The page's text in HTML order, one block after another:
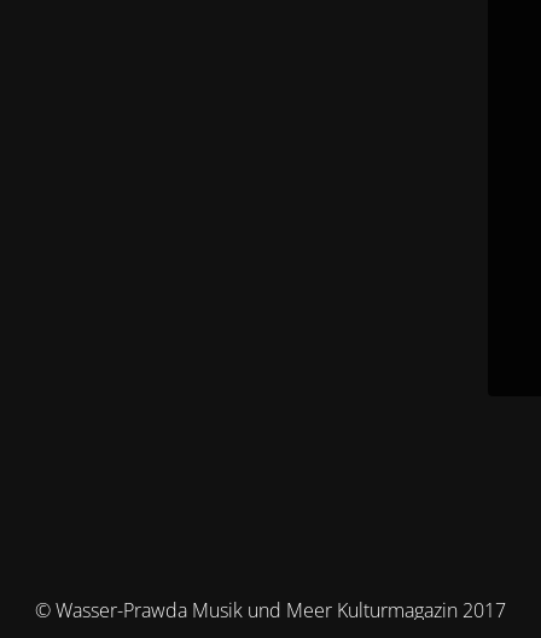
© Wasser-Prawda Musik und Meer Kulturmagazin 2017